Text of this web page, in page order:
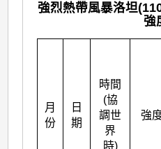
強烈熱帶風暴洛坦
強
月
份
日
期
時間
(協
調世
界
時)
強